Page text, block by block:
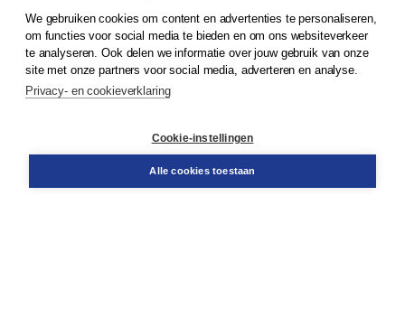
© 2026Koninklijke Boom uitgevers
Klantenservice
Service & informatie
Contact
We gebruiken cookies om content en advertenties te personaliseren,
om functies voor social media te bieden en om ons websiteverkeer
te analyseren. Ook delen we informatie over jouw gebruik van onze
site met onze partners voor social media, adverteren en analyse.
Privacy- en cookieverklaring
Cookie-instellingen
Alle cookies toestaan